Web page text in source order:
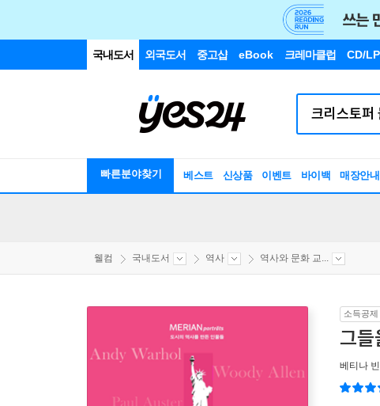
국내도서 외국도서 중고샵 eBook 크레마클럽 CD/LP
빠른분야찾기 베스트 신상품 이벤트 바이백 매장안내
웰컴 국내도서 역사 역사와 문화 교...
소득공제
그
베티나